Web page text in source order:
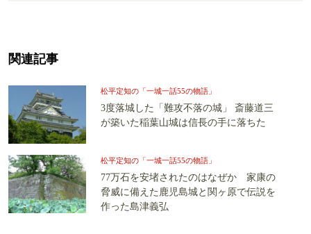
関連記事
松平定知の「一城一話55の物語」
3度落城した「難攻不落の城」 斎藤道三
が築いた稲葉山城は信長の手に落ちた
松平定知の「一城一話55の物語」
77万石を安堵されたのはなぜか 家康の
脅威に備えた鹿児島城と関ヶ原で伝説を
作った島津義弘